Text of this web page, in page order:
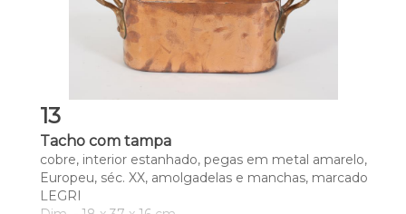
13
Tacho com tampa
cobre, interior estanhado, pegas em metal amarelo,
Europeu, séc. XX, amolgadelas e manchas, marcado
LEGRI